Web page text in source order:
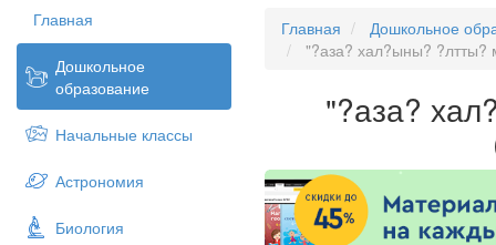
Главная
Дошкольное
образование
Начальные классы
Астрономия
Биология
Главная Дошкольное
"?аза? хал?ыны? ?лтты?
"?аза?